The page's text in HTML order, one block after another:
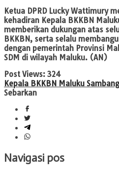
Ketua DPRD Lucky Wattimury
kehadiran Kepala BKKBN
memberikan dukungan atas
BKKBN, serta selalu
dengan pemerintah Provinsi
SDM di wilayah Maluku. (AN)
Post Views: 324
Kepala BKKBN Maluku
Sebarkan
Navigasi pos